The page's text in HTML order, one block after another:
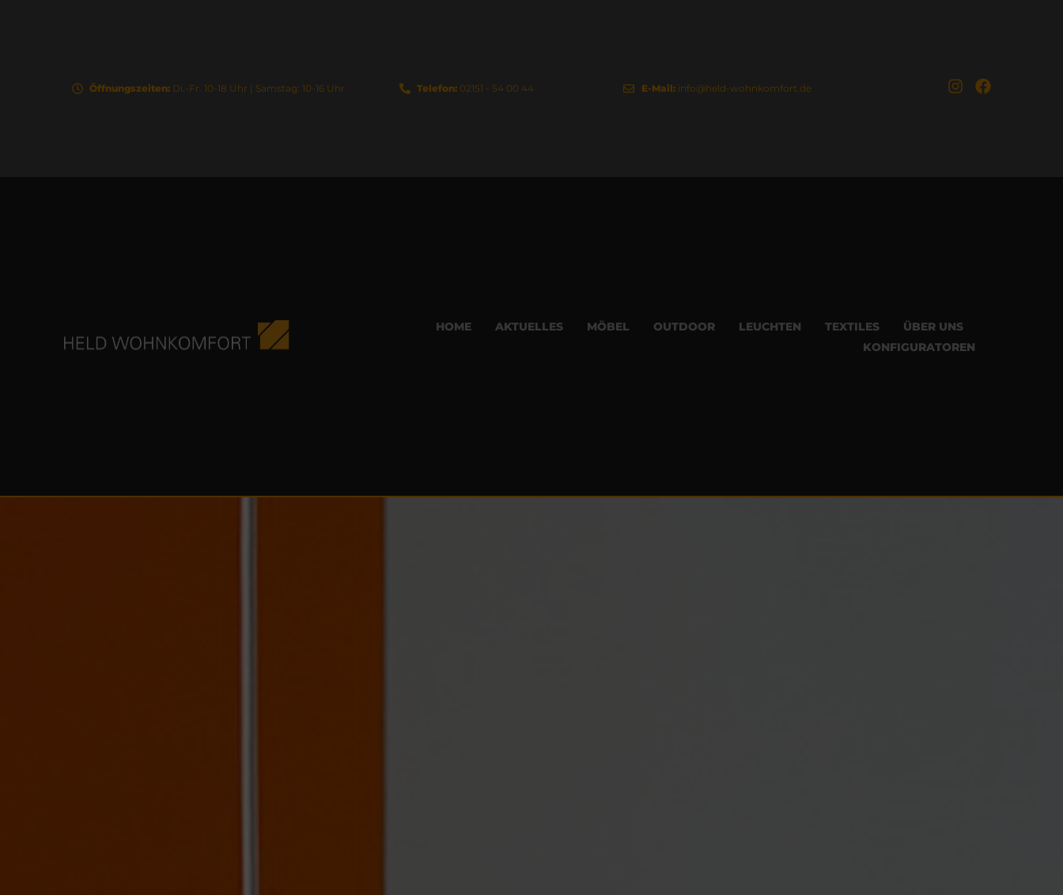
Öffnungszeiten: Di.-Fr. 10-18 Uhr | Samstag: 10-16 Uhr Telefon: 02151 - 54 00 44 E-Mail:info@held-wohnkomfort.de
HOME AKTUELLES MÖBEL OUTDOOR LEUCHTEN TEXTILES
ÜBER UNS
KONFIGURATOREN